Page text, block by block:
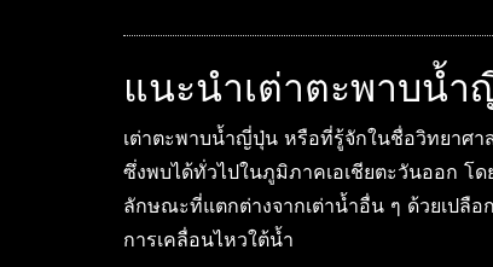
แนะนำเต่าตะพาบน้ำ
เต่าตะพาบน้ำญี่ปุ่น หรือที่รู้จักในชื่อวิทยาศา
ซึ่งพบได้ทั่วไปในภูมิภาคเอเชียตะวันออก โ
ลักษณะที่แตกต่างจากเต่าน้ำอื่น ๆ ด้วยเปลื
การเคลื่อนไหวใต้น้ำ